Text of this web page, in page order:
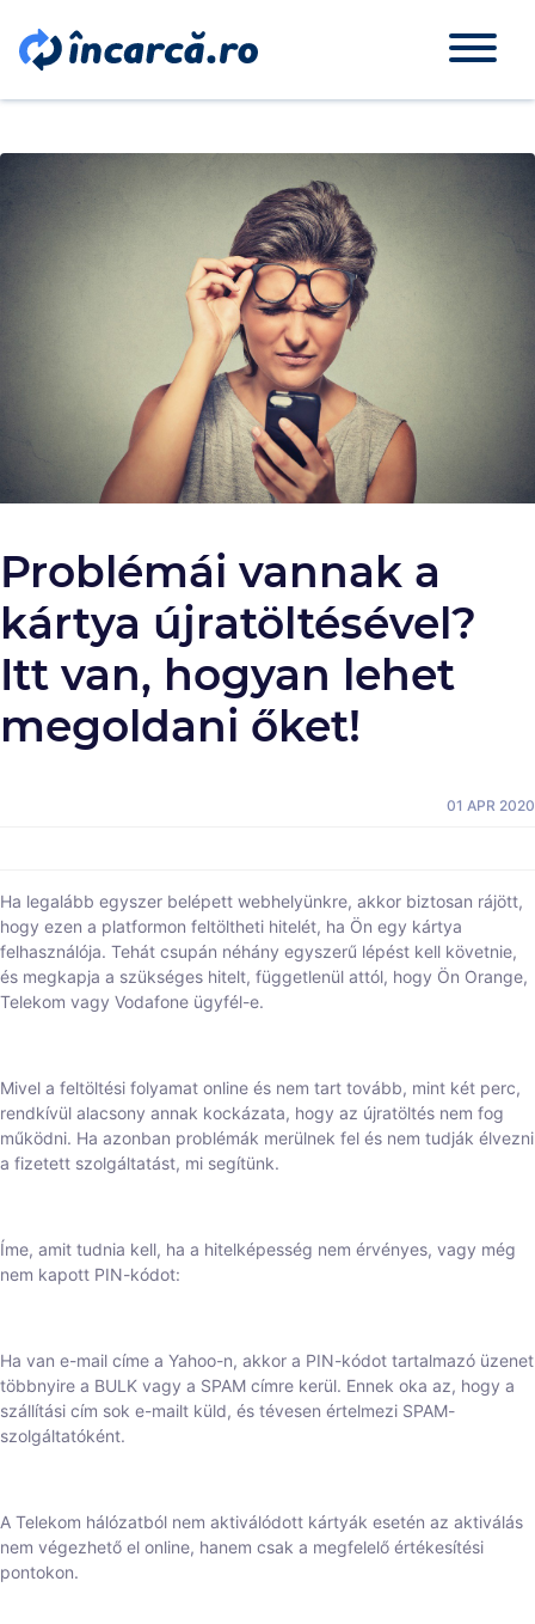
Problémái vannak a
kártya újratöltésével?
Itt van, hogyan lehet
megoldani őket!
01 APR 2020
Ha legalább egyszer belépett webhelyünkre, akkor biztosan rájött,
hogy ezen a platformon feltöltheti hitelét, ha Ön egy kártya
felhasználója. Tehát csupán néhány egyszerű lépést kell követnie,
és megkapja a szükséges hitelt, függetlenül attól, hogy Ön Orange,
Telekom vagy Vodafone ügyfél-e.
Mivel a feltöltési folyamat online és nem tart tovább, mint két perc,
rendkívül alacsony annak kockázata, hogy az újratöltés nem fog
működni. Ha azonban problémák merülnek fel és nem tudják élvezni
a fizetett szolgáltatást, mi segítünk.
Íme, amit tudnia kell, ha a hitelképesség nem érvényes, vagy még
nem kapott PIN-kódot:
Ha van e-mail címe a Yahoo-n, akkor a PIN-kódot tartalmazó üzenet
többnyire a BULK vagy a SPAM címre kerül. Ennek oka az, hogy a
szállítási cím sok e-mailt küld, és tévesen értelmezi SPAM-
szolgáltatóként.
A Telekom hálózatból nem aktiválódott kártyák esetén az aktiválás
nem végezhető el online, hanem csak a megfelelő értékesítési
pontokon.